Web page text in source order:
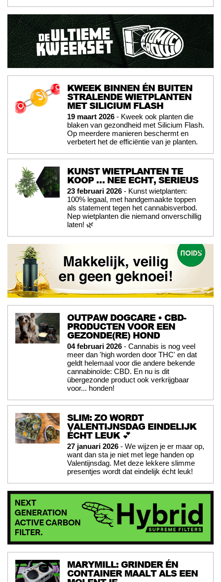
KWEEK BINNEN ÉN BUITEN
STRALENDE WIETPLANTEN
MET SILICIUM FLASH
19 maart 2026 - Kweek ook planten die
blaken van gezondheid met Silicium Flash.
Op meerdere manieren beschermt en
verbetert het de efficiëntie van je planten.
KUNST WIETPLANTEN TE
KOOP … NEE ECHT, SERIEUS
23 februari 2026 - Kunst wietplanten:
100% legaal, met handgemaakte toppen
als statement tegen het cannabisverbod.
Nep wietplanten die niemand onverschillig
laten! 🌿
OUTPAW DOGCARE • CBD-
PRODUCTEN VOOR EEN
GEZONDE(RE) HOND
04 februari 2026 - Cannabis is nog veel
meer dan 'high worden door THC' en dat
geldt helemaal voor die andere bekende
cannabinoïde: CBD. En nu is dit
übergezonde product ook verkrijgbaar
voor... honden!
SLIM: ZO WORDT
VALENTIJNSDAG EINDELIJK
ÉCHT LEUK 💕
27 januari 2026 - We wijzen je er maar op,
want dan sta je niet met lege handen op
Valentijnsdag. Met deze lekkere slimme
presentjes wordt dat eindelijk écht leuk!
MARYMILL: GRINDER ÉN
CONTAINER MAALT ALS EEN